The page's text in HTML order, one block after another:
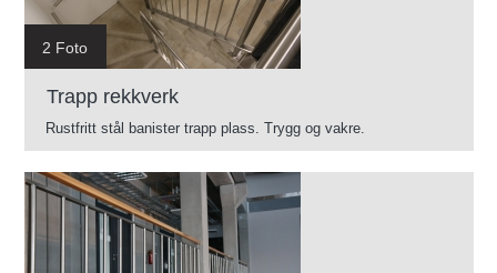
2 Foto
Trapp rekkverk
Rustfritt stål banister trapp plass. Trygg og vakre.